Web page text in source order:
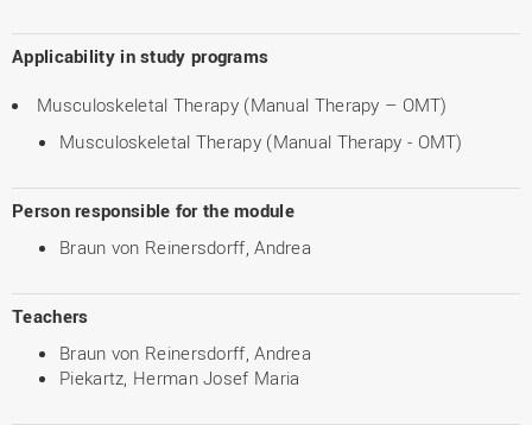
Applicability in study programs
Musculoskeletal Therapy (Manual Therapy – OMT)
Musculoskeletal Therapy (Manual Therapy - OMT)
Person responsible for the module
Braun von Reinersdorff, Andrea
Teachers
Braun von Reinersdorff, Andrea
Piekartz, Herman Josef Maria